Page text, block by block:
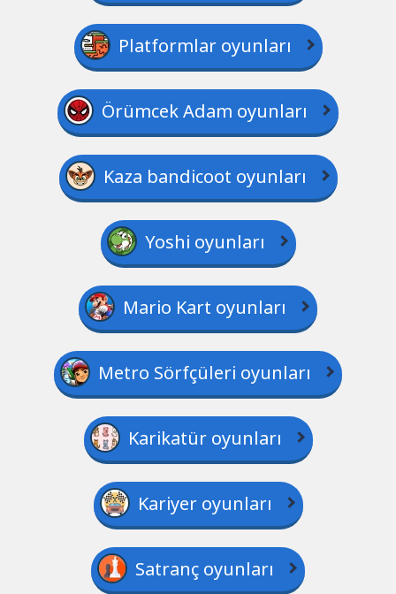
Platformlar oyunları
Örümcek Adam oyunları
Kaza bandicoot oyunları
Yoshi oyunları
Mario Kart oyunları
Metro Sörfçüleri oyunları
Karikatür oyunları
Kariyer oyunları
Satranç oyunları